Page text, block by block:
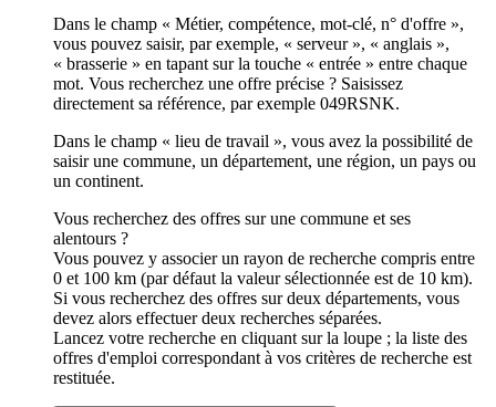
Dans le champ « Métier, compétence, mot-clé, n° d'offre »,
vous pouvez saisir, par exemple, « serveur », « anglais »,
« brasserie » en tapant sur la touche « entrée » entre chaque
mot. Vous recherchez une offre précise ? Saisissez
directement sa référence, par exemple 049RSNK.
Dans le champ « lieu de travail », vous avez la possibilité de
saisir une commune, un département, une région, un pays ou
un continent.
Vous recherchez des offres sur une commune et ses
alentours ?
Vous pouvez y associer un rayon de recherche compris entre
0 et 100 km (par défaut la valeur sélectionnée est de 10 km).
Si vous recherchez des offres sur deux départements, vous
devez alors effectuer deux recherches séparées.
Lancez votre recherche en cliquant sur la loupe ; la liste des
offres d'emploi correspondant à vos critères de recherche est
restituée.